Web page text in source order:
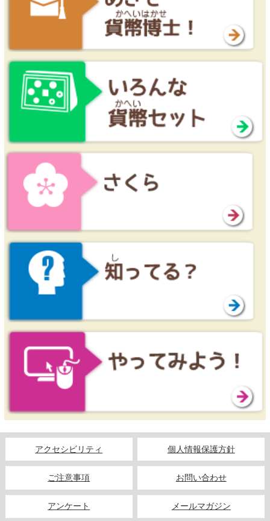
アクセシビリティ 個人情報保護方針
ご注意事項 お問い合わせ
アンケート メールマガジン